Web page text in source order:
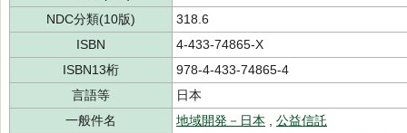
NDC分類(10版)
318.6
ISBN
4-433-74865-X
ISBN13桁
978-4-433-74865-4
言語等
日本
一般件名
地域開発－日本
公益信託